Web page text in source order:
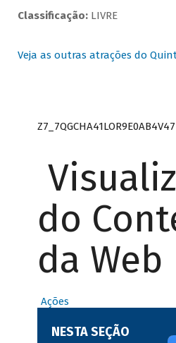
Classificação: LIVRE
Veja as outras atrações do
do
da Web
Ações
NESTA SEÇÃO